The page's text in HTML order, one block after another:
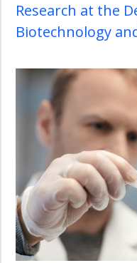
Research at the
Biotechnology